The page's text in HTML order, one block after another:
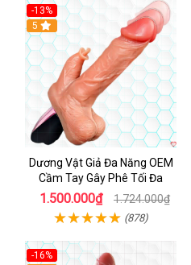
-13%
Hot
5
Dương Vật Giả Đa Năng OEM
Cầm Tay Gây Phê Tối Đa
1.500.000₫ 1.724.000₫
(878)
-16%